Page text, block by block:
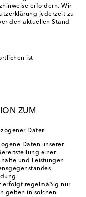
erfordern. Wir
jederzeit zu
den aktuellen Stand
ist
ZUM
Daten
Daten unserer
einer
und Leistungen
erfolgt regelmäßig nur
gelten in solchen